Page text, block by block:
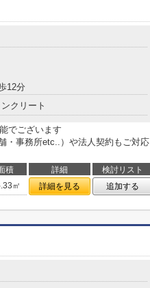
12分
クリート
でございます
・事務所etc..）や法人契約もご対応
積 詳細
検討リスト
㎡ 詳細を見る 追加する